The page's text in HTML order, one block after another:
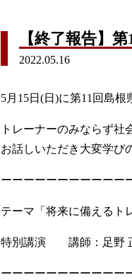
【終了報告】
2022.05.16
5月15日(日)に第11回島
トレーナーのみならず
お話しいただき大変学び
ーーーーーーーーーーー
テーマ「将来に備えるト
特別講演 講師：足野 正
ーーーーーーーーーーー